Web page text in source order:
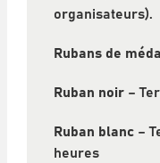
organisateurs).
Rubans de
Ruban noir–
Ruban blanc–
heures